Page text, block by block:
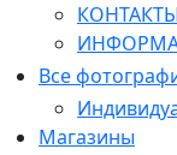
Все
Магазины